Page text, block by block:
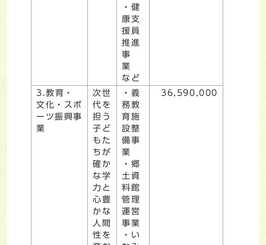
・健
康支
援員
推進
事
業
など
3.教育・
文化・スポ
ーツ振興事
業
次世
代を
担う
子ど
もた
ちが
確か
な学
力と
心豊
かな
人間
性を
・義
務教
育施
設整
備事
業
・郷
土資
料館
管理
運営
事業
・い
36,590,000